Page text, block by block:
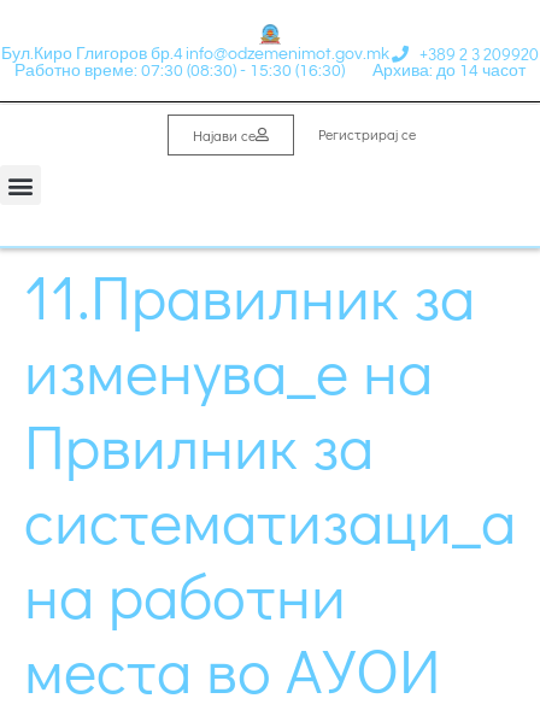
Бул.Киро Глигоров бр.4 info@odzemenimot.gov.mk +389 2 3 209920
Работно време: 07:30 (08:30) - 15:30 (16:30) Архива: до 14 часот
Најави се Регистрирај се
11.Правилник за
изменува_е на
Првилник за
систематизаци_а
на работни
места во АУОИ